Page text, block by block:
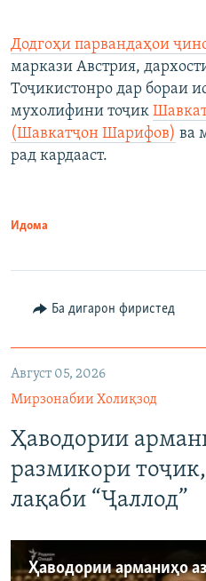
Додгоҳи парвандаҳои
маркази Австрия,
Тоҷикистонро дар бораи
мухолифини тоҷик
(Шавкатҷон Шарифов) ва
рад кардааст.
Идома
Ба дигарон фиристед
Август 05, 2026
Мирзонабии Холиқзод
Ҳаводории
размикори
лақаби “Ҷаллод”